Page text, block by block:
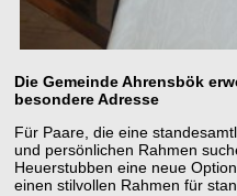
Die Gemeinde Ahrensbök
besondere Adresse
Für Paare, die eine
und persönlichen Rahmen
Heuerstubben eine neue
einen stilvollen Rahmen für